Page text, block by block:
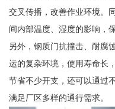
交叉传播，改善作业环境。
间内部温度、湿度的影响，
另外，钢质门抗撞击、耐腐
运的复杂环境，使用寿命长
节省不少开支，还可以通过
满足厂区多样的通行需求。